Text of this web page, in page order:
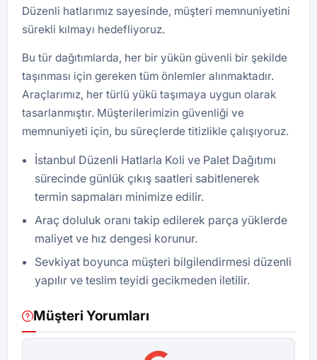
Düzenli hatlarımız sayesinde, müşteri memnuniyetini
sürekli kılmayı hedefliyoruz.
Bu tür dağıtımlarda, her bir yükün güvenli bir şekilde
taşınması için gereken tüm önlemler alınmaktadır.
Araçlarımız, her türlü yükü taşımaya uygun olarak
tasarlanmıştır. Müşterilerimizin güvenliği ve
memnuniyeti için, bu süreçlerde titizlikle çalışıyoruz.
İstanbul Düzenli Hatlarla Koli ve Palet Dağıtımı
sürecinde günlük çıkış saatleri sabitlenerek
termin sapmaları minimize edilir.
Araç doluluk oranı takip edilerek parça yüklerde
maliyet ve hız dengesi korunur.
Sevkiyat boyunca müşteri bilgilendirmesi düzenli
yapılır ve teslim teyidi gecikmeden iletilir.
Müşteri Yorumları